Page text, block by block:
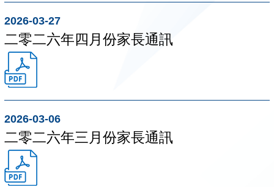
2026-03-27
二零二六年四月份家長通訊
2026-03-06
二零二六年三月份家長通訊